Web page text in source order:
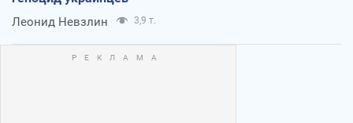
Леонид Невзлин 3,9 т.